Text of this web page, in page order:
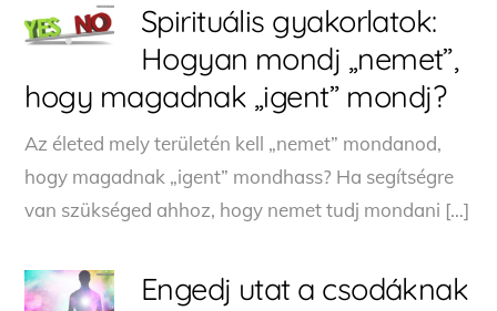
Spirituális gyakorlatok:
Hogyan mondj „nemet”,
hogy magadnak „igent” mondj?
Az életed mely területén kell „nemet” mondanod,
hogy magadnak „igent” mondhass? Ha segítségre
van szükséged ahhoz, hogy nemet tudj mondani […]
Engedj utat a csodáknak